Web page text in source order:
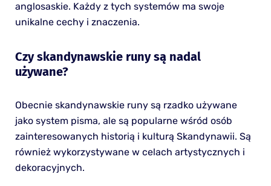
anglosaskie. Każdy z tych systemów ma swoje
unikalne cechy i znaczenia.
Czy skandynawskie runy są nadal
używane?
Obecnie skandynawskie runy są rzadko używane
jako system pisma, ale są popularne wśród osób
zainteresowanych historią i kulturą Skandynawii. Są
również wykorzystywane w celach artystycznych i
dekoracyjnych.